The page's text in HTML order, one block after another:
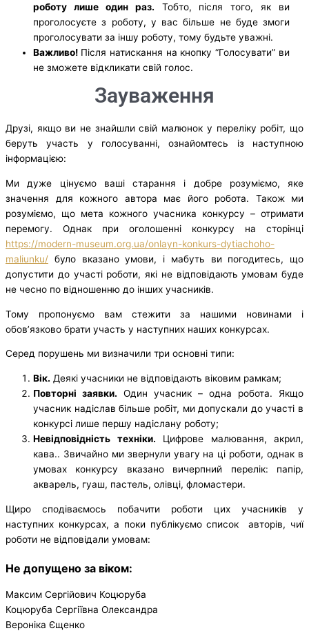
роботу лише один раз. Тобто, після того, як ви
проголосуєте з роботу, у вас більше не буде змоги
проголосувати за іншу роботу, тому будьте уважні.
Важливо! Після натискання на кнопку “Голосувати” ви
не зможете відкликати свій голос.
Зауваження
Друзі, якщо ви не знайшли свій малюнок у переліку робіт, що
беруть участь у голосуванні, ознайомтесь із наступною
інформацією:
Ми дуже цінуємо ваші старання і добре розуміємо, яке
значення для кожного автора має його робота. Також ми
розуміємо, що мета кожного учасника конкурсу – отримати
перемогу. Однак при оголошенні конкурсу на сторінці
https://modern-museum.org.ua/onlayn-konkurs-dytiachoho-
maliunku/ було вказано умови, і мабуть ви погодитесь, що
допустити до участі роботи, які не відповідають умовам буде
не чесно по відношенню до інших учасників.
Тому пропонуємо вам стежити за нашими новинами і
обов’язково брати участь у наступних наших конкурсах.
Серед порушень ми визначили три основні типи:
Вік. Деякі учасники не відповідають віковим рамкам;
Повторні заявки. Один учасник – одна робота. Якщо
учасник надіслав більше робіт, ми допускали до участі в
конкурсі лише першу надіслану роботу;
Невідповідність техніки. Цифрове малювання, акрил,
кава.. Звичайно ми звернули увагу на ці роботи, однак в
умовах конкурсу вказано вичерпний перелік: папір,
акварель, гуаш, пастель, олівці, фломастери.
Щиро сподіваємось побачити роботи цих учасників у
наступних конкурсах, а поки публікуємо список авторів, чиї
роботи не відповідали умовам:
Не допущено за віком:
Максим Сергійович Коцюруба
Коцюруба Сергіївна Олександра
Вероніка Єщенко